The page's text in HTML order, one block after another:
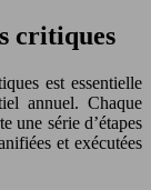
critiques
est essentielle
annuel. Chaque
une série d’étapes
et exécutées